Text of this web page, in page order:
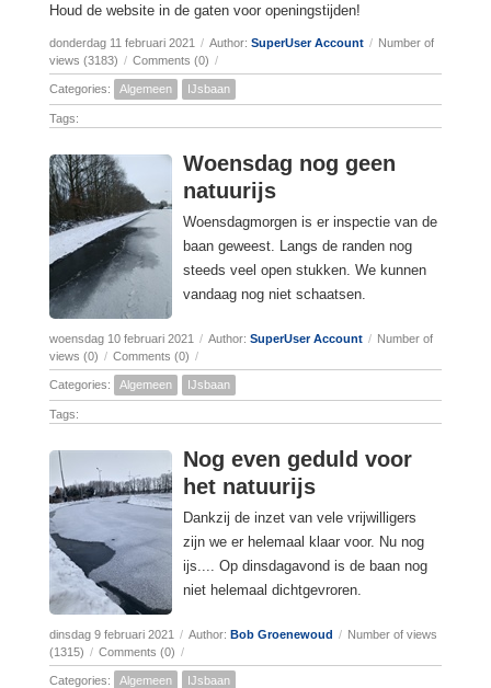
Houd de website in de gaten voor openingstijden!
donderdag 11 februari 2021 / Author: SuperUser Account / Number of
views (3183) / Comments (0) /
Categories: Algemeen IJsbaan
Tags:
Woensdag nog geen
natuurijs
Woensdagmorgen is er inspectie van de
baan geweest. Langs de randen nog
steeds veel open stukken. We kunnen
vandaag nog niet schaatsen.
woensdag 10 februari 2021 / Author: SuperUser Account / Number of
views (0) / Comments (0) /
Categories: Algemeen IJsbaan
Tags:
Nog even geduld voor
het natuurijs
Dankzij de inzet van vele vrijwilligers
zijn we er helemaal klaar voor. Nu nog
ijs.... Op dinsdagavond is de baan nog
niet helemaal dichtgevroren.
dinsdag 9 februari 2021 / Author: Bob Groenewoud / Number of views
(1315) / Comments (0) /
Categories: Algemeen IJsbaan